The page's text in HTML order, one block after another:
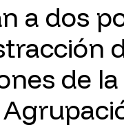
a dos
de la